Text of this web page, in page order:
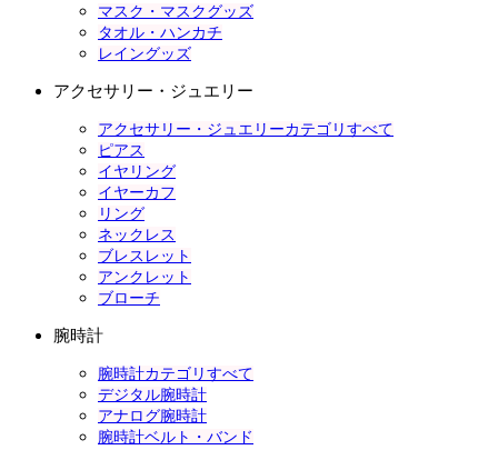
マスク・マスクグッズ
タオル・ハンカチ
レイングッズ
アクセサリー・ジュエリー
アクセサリー・ジュエリーカテゴリすべて
ピアス
イヤリング
イヤーカフ
リング
ネックレス
ブレスレット
アンクレット
ブローチ
腕時計
腕時計カテゴリすべて
デジタル腕時計
アナログ腕時計
腕時計ベルト・バンド